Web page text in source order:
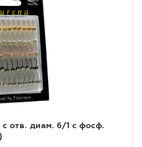
отв. диам. 6/1 с фосф.